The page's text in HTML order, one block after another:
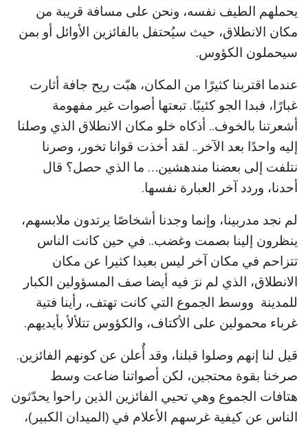
يحملهم الطيف نفسه، ونحن على مسافة قريبة من
مكان الانطلاق، حيث سيُحتفل بالفائزين الأوائل أو بمن
سيحملون الكؤوس.
عندما اقتربنا كثيرًا من المكان، هبّت ريح جافة أثارت
غبارًا، فبدا الجو كئيبًا. تبعتها أصوات غير مفهومة
أشعرتنا بالخوف.. أذكاه خلو مكان الانطلاق الذي وصلنا
إليه واحدًا بعد الآخر.. لقد أخذت قوانا تخور، وصرنا
نتلفت إلى بعضنا مندهشين… ما الذي حصل؟ قال
أحدنا، وردد آخر العبارة نفسها.
لم نجد مدربينا، وإنما وجدنا أشخاصًا يرتدون ملابسهم،
ينظرون إلينا بصمت وغضب.. في حين كانت الناس
تتزاحم في مكان آخر ليس بعيدا كثيرا عن مكان
الانطلاق، الذي لم نرَ فيه أيضا صف المسؤولين الكبار
للمدينة ووسط الجموع التي كانت تهتف، رأينا فتية
غرباء محمولين على الأكتاف، والكؤوس تتلألأ بأيديهم.
قيل لنا إنهم وصلوا قبلنا، وقد أُعلن عن كونهم الفائزين.
صرخنا بقوة محتجين، لكن أصواتنا ضاعت وسط
هتافات الجموع وهي تحيي الفائزين الذين راحوا يحدّثون
الناس عن كيفية غرسهم الأعلام في (الميدان الكبير)،